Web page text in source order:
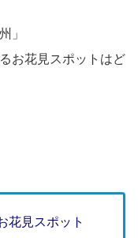
」
お花見スポットはど
花見スポット